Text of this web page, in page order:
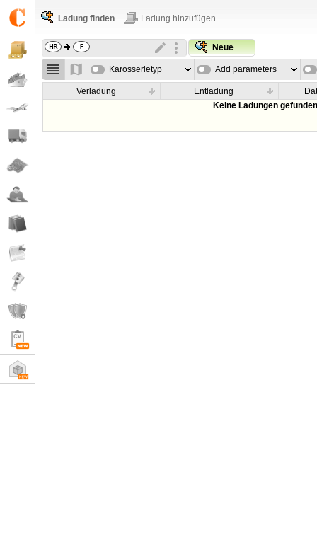
Ladung finden Ladung hinzufügen
Neue
Karosserietyp Add parameters
Verladung Entladung
Keine Ladungen